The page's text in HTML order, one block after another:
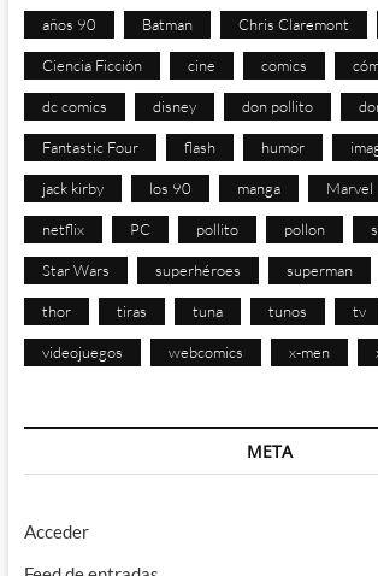
años 90 Batman Chris Claremont
Ciencia Ficción cine comics
dc comics disney don pollito
Fantastic Four flash humor
jack kirby los 90 manga Marvel
netflix PC pollito pollon
Star Wars superhéroes superman
thor tiras tuna tunos tv
videojuegos webcomics x-men
META
Acceder